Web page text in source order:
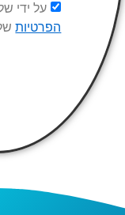
על ידי
הפרטיות